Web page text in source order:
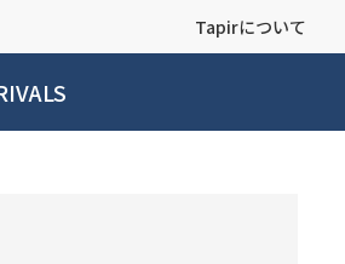
Tapirについて